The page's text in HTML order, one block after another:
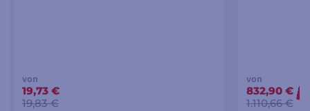
von
19,73 €
19,83 €
von
832,90 €
1.110,66 €